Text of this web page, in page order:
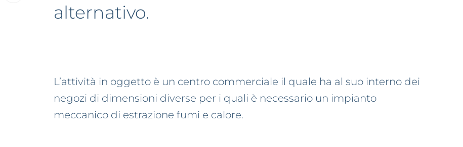
alternativo.
L’attività in oggetto è un centro commerciale il quale ha al suo interno dei
negozi di dimensioni diverse per i quali è necessario un impianto
meccanico di estrazione fumi e calore.